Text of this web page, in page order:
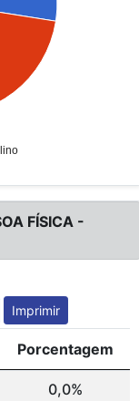
FÍSICA -
Imprimir
Porcentagem
0,0%